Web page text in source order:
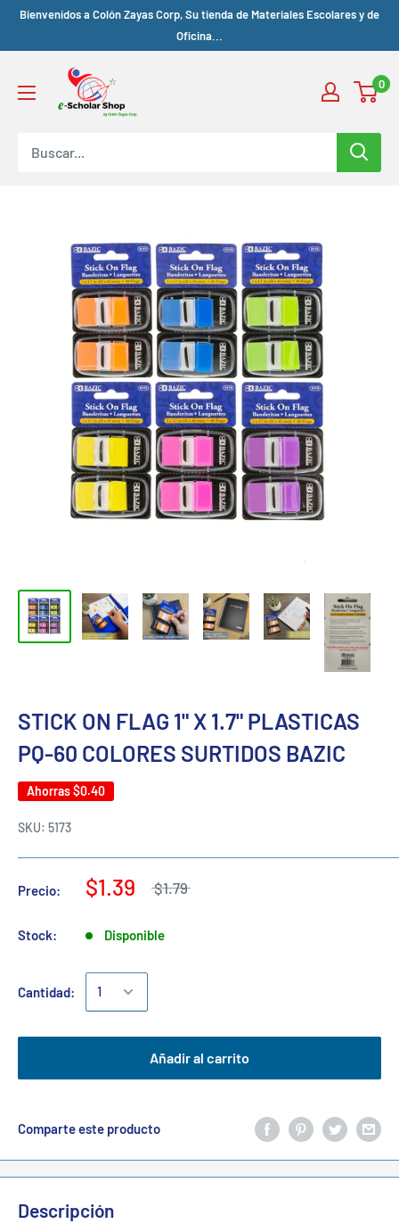
Bienvenidos a Colón Zayas Corp, Su tienda de Materiales Escolares y de
Oficina...
0
STICK ON FLAG 1" X 1.7" PLASTICAS
PQ-60 COLORES SURTIDOS BAZIC
Ahorras$0.40
SKU: 5173
Precio: $1.39 $1.79
Stock: Disponible
Cantidad:
Añadir al carrito
Comparte este producto
Descripción